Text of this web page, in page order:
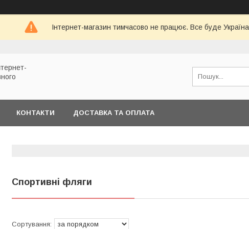
Інтернет-магазин тимчасово не працює. Все буде
КОНТАКТИ ДОСТАВКА ТА ОПЛАТА
Спортивні фляги